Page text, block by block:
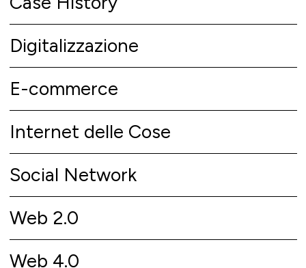
Digitalizzazione
E-commerce
Internet delle Cose
Social Network
Web 2.0
Web 4.0